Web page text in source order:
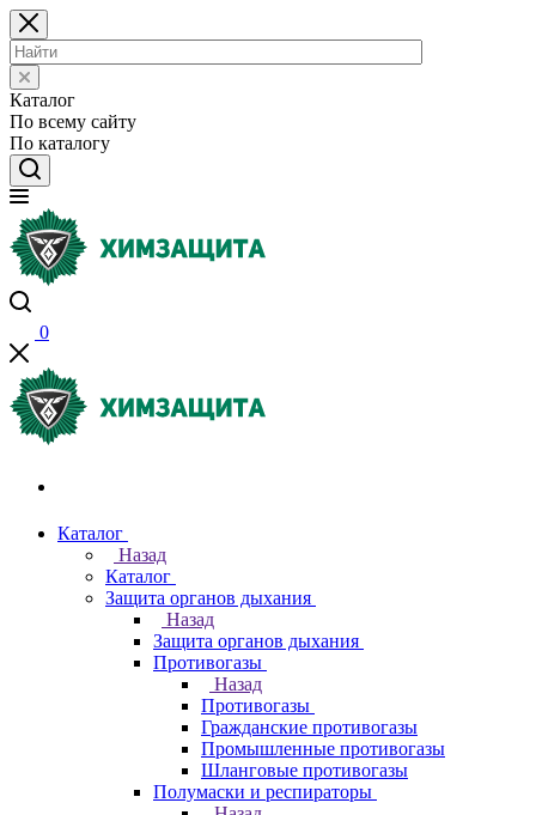
Каталог
По всему сайту
По каталогу
0
Каталог
Назад
Каталог
Защита органов дыхания
Назад
Защита органов дыхания
Противогазы
Назад
Противогазы
Гражданские противогазы
Промышленные противогазы
Шланговые противогазы
Полумаски и респираторы